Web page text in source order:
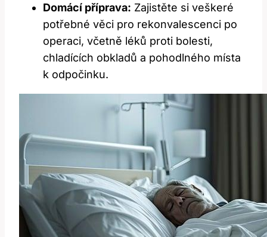
Domácí příprava: Zajistěte si veškeré
potřebné věci pro rekonvalescenci po
operaci, včetně léků proti bolesti,
chladících obkladů a pohodlného místa
k odpočinku.